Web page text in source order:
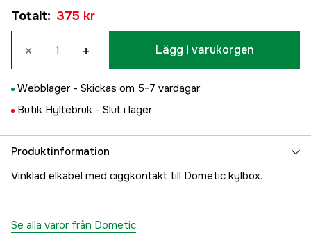
Totalt: 375 kr
× + Lägg i varukorgen
Webblager - Skickas om 5-7 vardagar
Butik Hyltebruk - Slut i lager
Produktinformation
Vinklad elkabel med ciggkontakt till Dometic kylbox.
Se alla varor från Dometic